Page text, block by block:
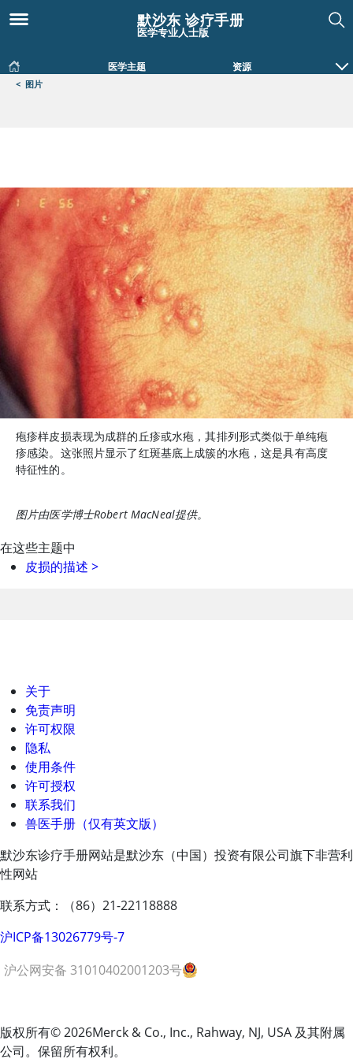
默沙东 诊疗手册
医学专业人士版
医学主题 资源
< 图片
疱疹样皮损表现为成群的丘疹或水疱，其排列形式类似于单纯疱
疹感染。这张照片显示了红斑基底上成簇的水疱，这是具有高度
特征性的。
图片由医学博士Robert MacNeal提供。
在这些主题中
皮损的描述 >
关于
免责声明
许可权限
隐私
使用条件
许可授权
联系我们
兽医手册（仅有英文版）
默沙东诊疗手册网站是默沙东（中国）投资有限公司旗下非营利
性网站
联系方式：（86）21-22118888
沪ICP备13026779号-7
沪公网安备 31010402001203号
版权所有© 2026Merck & Co., Inc., Rahway, NJ, USA 及其附属
公司。保留所有权利。